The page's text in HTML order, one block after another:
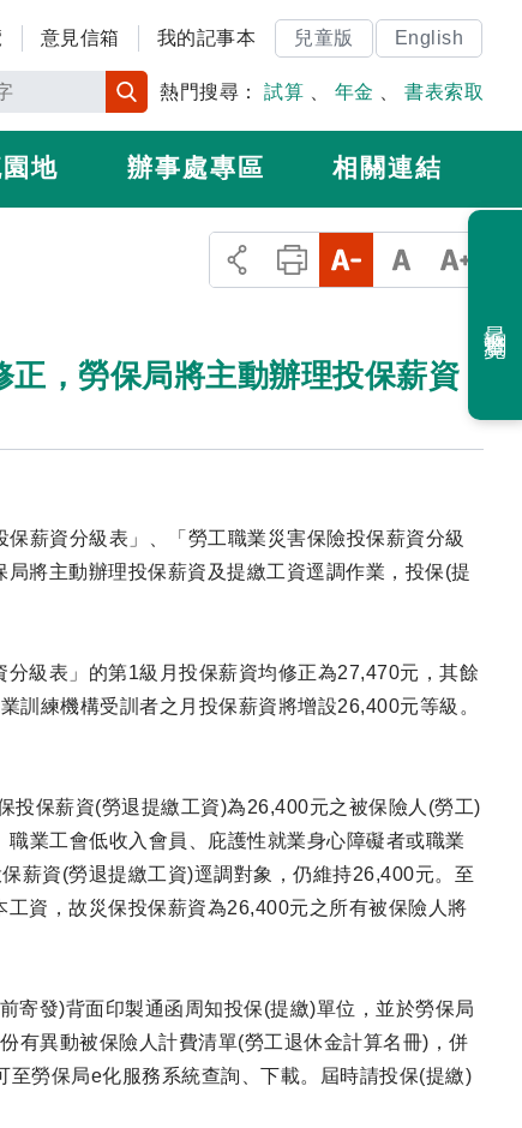
意見信箱 我的記事本 兒童版 English
熱門搜尋： 試算 年金 書表索取
地 辦事處專區 相關連結
，勞保局將主動辦理投保薪資
薪資分級表」、「勞工職業災害保險投保薪資分級
將主動辦理投保薪資及提繳工資逕調作業，投保(提
級表」的第1級月投保薪資均修正為27,470元，其餘
訓練機構受訓者之月投保薪資將增設26,400元等級。
投保薪資(勞退提繳工資)為26,400元之被保險人(勞工)
業工會低收入會員、庇護性就業身心障礙者或職業
薪資(勞退提繳工資)逕調對象，仍維持26,400元。至
資，故災保投保薪資為26,400元之所有被保險人將
寄發)背面印製通函周知投保(提繳)單位，並於勞保局
有異動被保險人計費清單(勞工退休金計算名冊)，併
勞保局e化服務系統查詢、下載。屆時請投保(提繳)